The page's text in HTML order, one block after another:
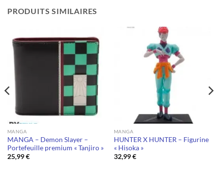
PRODUITS SIMILAIRES
MANGA
MANGA – Demon Slayer –
Portefeuille premium « Tanjiro »
25,99€
MANGA
HUNTER X HUNTER – Figurine
« Hisoka »
32,99€